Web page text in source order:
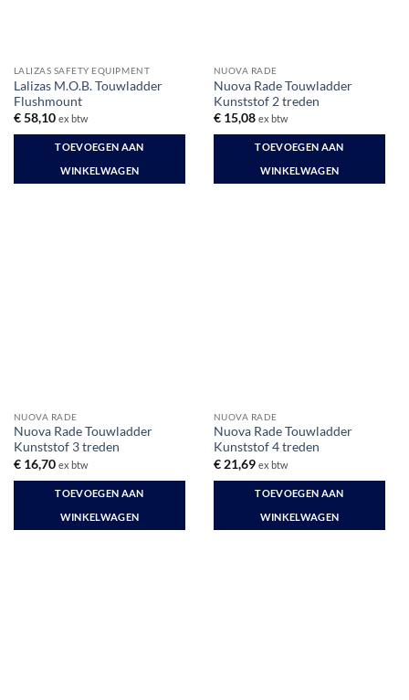
LALIZAS SAFETY EQUIPMENT
Lalizas M.O.B. Touwladder
Flushmount
€58,10 ex btw
TOEVOEGEN AAN
WINKELWAGEN
NUOVA RADE
Nuova Rade Touwladder
Kunststof 2 treden
€15,08 ex btw
TOEVOEGEN AAN
WINKELWAGEN
NUOVA RADE
Nuova Rade Touwladder
Kunststof 3 treden
€16,70 ex btw
TOEVOEGEN AAN
WINKELWAGEN
NUOVA RADE
Nuova Rade Touwladder
Kunststof 4 treden
€21,69 ex btw
TOEVOEGEN AAN
WINKELWAGEN